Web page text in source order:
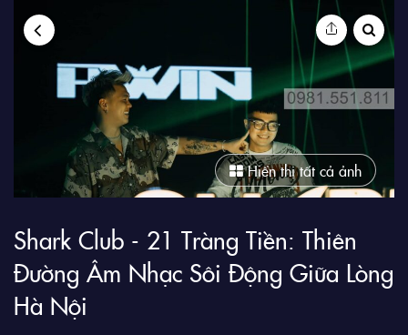
Hiển thị tất cả ảnh
Shark Club - 21 Tràng Tiền: Thiên
Đường Âm Nhạc Sôi Động Giữa Lòng
Hà Nội